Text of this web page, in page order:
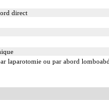
direct
laparotomie ou par abord